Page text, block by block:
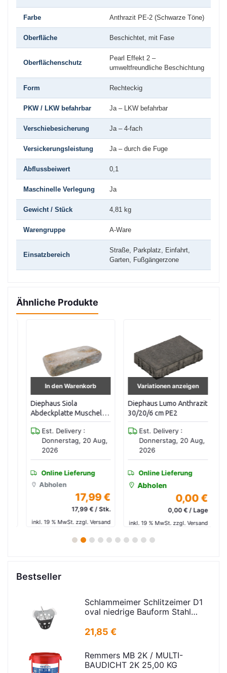
Farbe Anthrazit PE-2 (Schwarze Töne)
Oberfläche Beschichtet, mit Fase
Oberflächenschutz
Pearl Effekt 2 –
umweltfreundliche Beschichtung
Form Rechteckig
PKW / LKW befahrbar Ja – LKW befahrbar
Verschiebesicherung Ja – 4-fach
Versickerungsleistung Ja – durch die Fuge
Abflussbeiwert 0,1
Maschinelle Verlegung Ja
Gewicht / Stück 4,81 kg
Warengruppe A-Ware
Einsatzbereich
Straße, Parkplatz, Einfahrt,
Garten, Fußgängerzone
Ähnliche Produkte
In den Warenkorb
Diephaus Siola
Abdeckplatte Muschelk
Est. Delivery :
Donnerstag, 20 Aug,
2026
Online Lieferung
Abholen
17,99 €
17,99 € / Stk.
inkl. 19 % MwSt. zzgl. Versand
Variationen anzeigen
Diephaus Lumo Anthrazit
30/20/6 cm PE2
Est. Delivery :
Donnerstag, 20 Aug,
2026
Online Lieferung
Abholen
0,00 €
0,00 € / Lage
inkl. 19 % MwSt. zzgl. Versand
1 2 3 4 5 6 7 8 9 10
Bestseller
Schlammeimer Schlitzeimer D1
oval niedrige Bauform Stahl
D=395mm
21,85 €
Remmers MB 2K / MULTI-
BAUDICHT 2K 25,00 KG